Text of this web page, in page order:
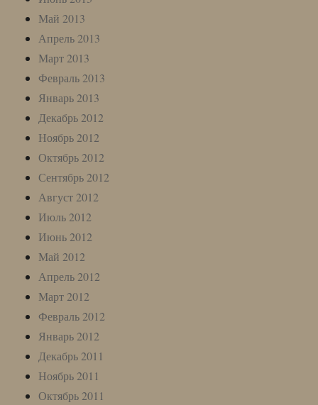
Май 2013
Апрель 2013
Март 2013
Февраль 2013
Январь 2013
Декабрь 2012
Ноябрь 2012
Октябрь 2012
Сентябрь 2012
Август 2012
Июль 2012
Июнь 2012
Май 2012
Апрель 2012
Март 2012
Февраль 2012
Январь 2012
Декабрь 2011
Ноябрь 2011
Октябрь 2011